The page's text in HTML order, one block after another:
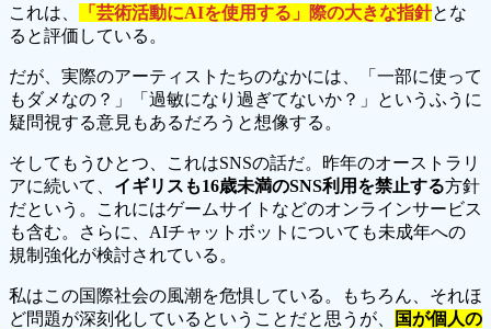
これは、
「芸術活動にAIを使用する」際の大きな指針とな
ると評価している。
だが、実際のアーティストたちのなかには、「一部に使って
もダメなの？」「過敏になり過ぎてないか？」というふうに
疑問視する意見もあるだろうと想像する。
そしてもうひとつ、これはSNSの話だ。昨年のオーストラリ
アに続いて、 イギリスも16歳未満のSNS利用を禁止する方針
だという。これにはゲームサイトなどのオンラインサービス
も含む。さらに、AIチャットボットについても未成年への
規制強化が検討されている。
私はこの国際社会の風潮を危惧している。もちろん、それほ
ど問題が深刻化しているということだと思うが、
国が個人の